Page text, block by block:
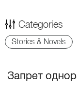
Categories
Stories & Novels
Запрет